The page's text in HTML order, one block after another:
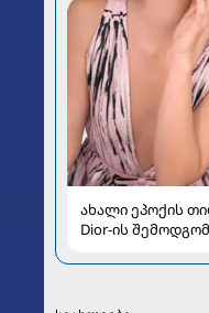
ახალი ეპოქის
Dior-ის